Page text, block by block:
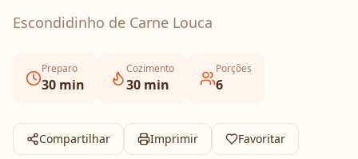
Escondidinho de Carne Louca
Preparo
30 min
Cozimento
30 min
Porções
6
Compartilhar Imprimir Favoritar